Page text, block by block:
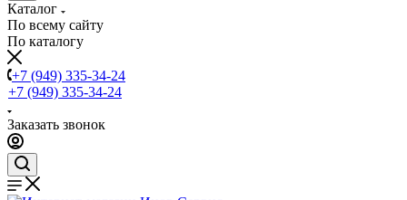
Каталог
По всему сайту
По каталогу
+7 (949) 335-34-24
+7 (949) 335-34-24
Заказать звонок